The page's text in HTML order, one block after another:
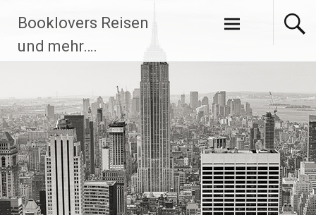
Inhalt
springen
Booklovers Reisen
und mehr….